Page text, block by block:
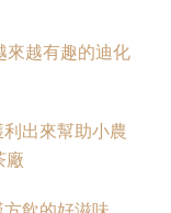
來越有趣的迪化
利出來幫助小農
廠